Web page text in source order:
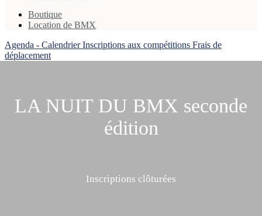
Boutique
Location de BMX
Agenda - CalendrierInscriptions aux compétitions Frais de
déplacement
LA NUIT DU BMX seconde
édition
Inscriptions clôturées